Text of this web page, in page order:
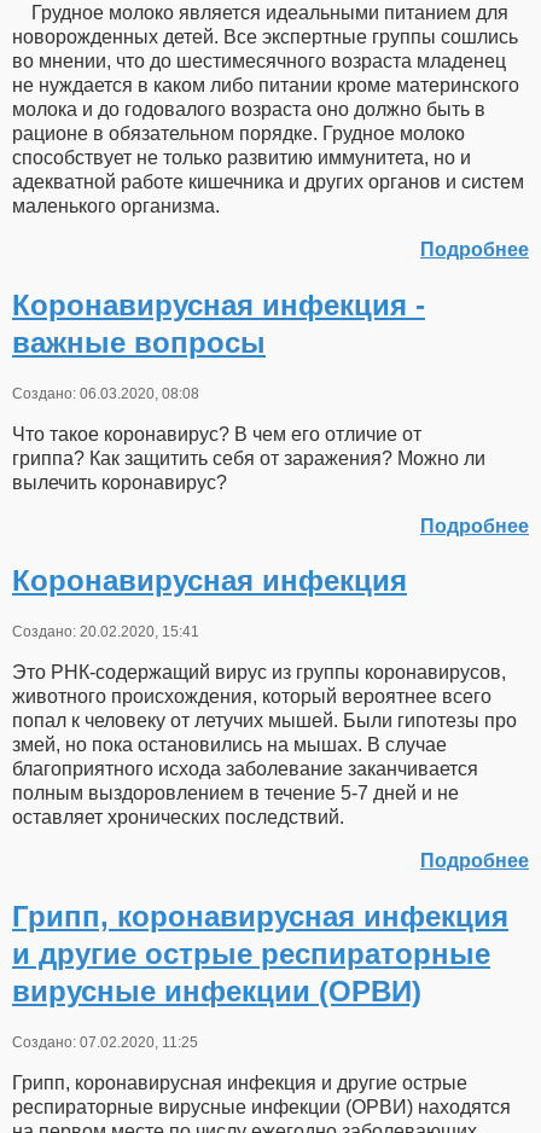
Грудное молоко является идеальными питанием для
новорожденных детей. Все экспертные группы сошлись
во мнении, что до шестимесячного возраста младенец
не нуждается в каком либо питании кроме материнского
молока и до годовалого возраста оно должно быть в
рационе в обязательном порядке. Грудное молоко
способствует не только развитию иммунитета, но и
адекватной работе кишечника и других органов и систем
маленького организма.
Подробнее
Коронавирусная инфекция -
важные вопросы
Создано: 06.03.2020, 08:08
Что такое коронавирус? В чем его отличие от
гриппа? Как защитить себя от заражения? Можно ли
вылечить коронавирус?
Подробнее
Коронавирусная инфекция
Создано: 20.02.2020, 15:41
Это РНК-содержащий вирус из группы коронавирусов,
животного происхождения, который вероятнее всего
попал к человеку от летучих мышей. Были гипотезы про
змей, но пока остановились на мышах. В случае
благоприятного исхода заболевание заканчивается
полным выздоровлением в течение 5-7 дней и не
оставляет хронических последствий.
Подробнее
Грипп, коронавирусная инфекция
и другие острые респираторные
вирусные инфекции (ОРВИ)
Создано: 07.02.2020, 11:25
Грипп, коронавирусная инфекция и другие острые
респираторные вирусные инфекции (ОРВИ) находятся